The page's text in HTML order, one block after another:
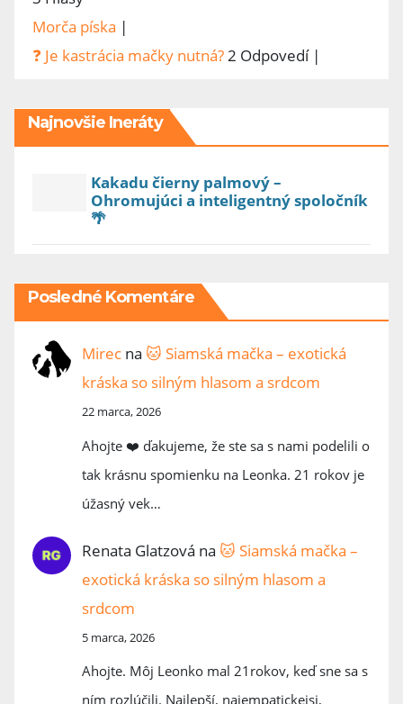
Morča píska |
❓ Je kastrácia mačky nutná?2 Odpovedí |
Najnovšie Ineráty
Kakadu čierny palmový –
Ohromujúci a inteligentný spoločník
🌴
Posledné Komentáre
Mirec na🐱 Siamská mačka – exotická
kráska so silným hlasom a srdcom
22 marca, 2026
Ahojte ❤️ ďakujeme, že ste sa s nami podelili o
tak krásnu spomienku na Leonka. 21 rokov je
úžasný vek…
Renata Glatzová na🐱 Siamská mačka –
exotická kráska so silným hlasom a
srdcom
5 marca, 2026
Ahojte. Môj Leonko mal 21rokov, keď sne sa s
ním rozlúčili. Najlepší, najempatickejsi,